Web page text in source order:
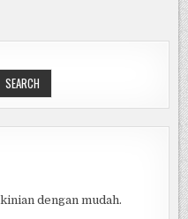
FENOMENA
YANG
WAJIB
DIBACA
SEARCH
dengan mudah.